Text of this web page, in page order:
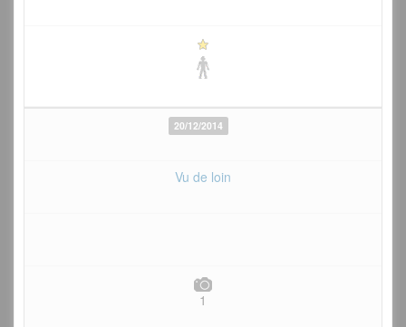
20/12/2014
Vu de loin
1